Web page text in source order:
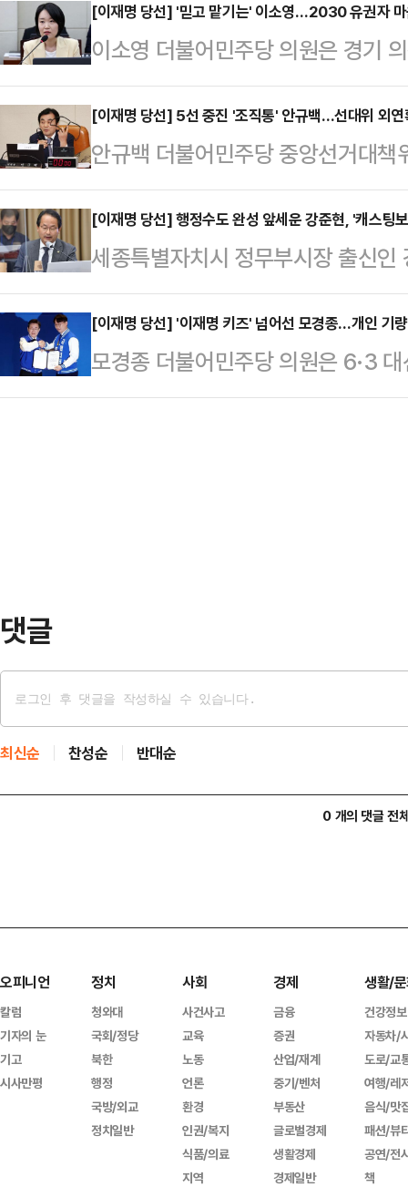
었고, 2017년 이재명 캠프가 첫 대
로 함께하며 정치적 동지 관계를
대선을 이끌었고, 2023년 5월부터
선 과정에서 김영진 의원은 이재명
위에서 공식 직함은 정무실장(정무
장까지…
[이재명 당선] '믿고 맡기는' 이소영…2030 유권자
이소영 더불어민주당 의원은 경기
1985년생 젊은 환경 전문가 출신
의원이 된 후, 당 대변인과 원내대
인으로 부상했다.이소영 의원은 전
약에 적극적으로 목소리를 내왔다.
행동 의원 모임 '비상'은 △탄소 예
기후예산 심사 등의 활동을 이어왔
△온실가스 감축…
[이재명 당선] 5선 중진 '조직통' 안규백…선대위 외연
안규백 더불어민주당 중앙선거대
지역구로 둔 5선 중진으로 민주당
백 단장은 신친명계(친이재명)로
선대위 외연확장 1등 공신이라는
기대선에서 이재명 대통령 당선인
인이 당대표 선거 당시 당내 통합을
내밀었고, 안 단장이 화답해 이 당
장은 이 당선인이 민주당 대…
[이재명 당선] 행정수도 완성 앞세운 강준현, '캐스팅
세종특별자치시 정무부시장 출신
과 정책 기획에 두루 능한 인물이다
원회 상임총괄선대위원장을 맡아,
실무적으로 뒷받침했다. 아울러 대
유권자 결집을 실질적으로 이끌었
[이재명 당선] '이재명 키즈' 넘어선 모경종…개인 기
모경종 더불어민주당 의원은 6·3
내 기대주를 넘어선 진보 진영의
댓글
최신순 찬성순 반대순
0 개의 댓글 전
오피니언
칼럼
기자의 눈
기고
시사만평
정치
청와대
국회/정당
북한
행정
국방/외교
정치일반
사회
사건사고
교육
노동
언론
환경
인권/복지
식품/의료
지역
경제
금융
증권
산업/재계
중기/벤처
부동산
글로벌경제
생활경제
경제일반
생활/
건강정보
자동차/
도로/교
여행/레
음식/맛
패션/뷰
공연/전
책